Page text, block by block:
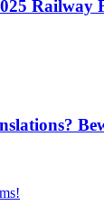
Railway